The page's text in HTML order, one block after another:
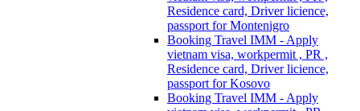
Residence card, Driver licience,
passport for Montenigro
Booking Travel IMM - Apply
vietnam visa, workpermit , PR ,
Residence card, Driver licience,
passport for Kosovo
Booking Travel IMM - Apply